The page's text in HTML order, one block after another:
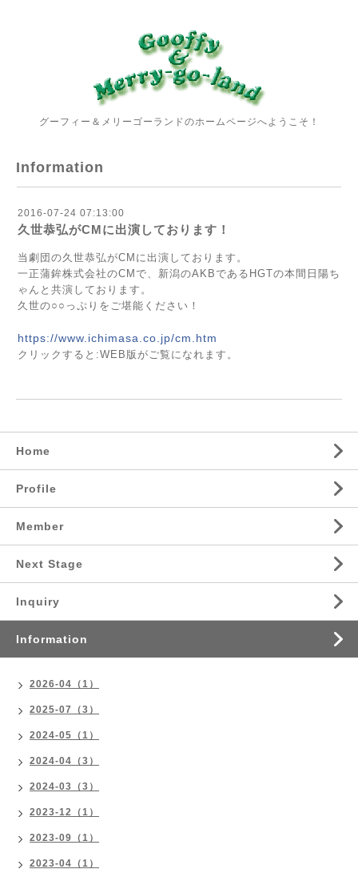
グーフィー＆メリーゴーランドのホームページへようこそ！
Information
2016-07-24 07:13:00
久世恭弘がCMに出演しております！
当劇団の久世恭弘がCMに出演しております。
一正蒲鉾株式会社のCMで、新潟のAKBであるHGTの本間日陽ち
ゃんと共演しております。
久世の○○っぷりをご堪能ください！
https://www.ichimasa.co.jp/cm.htm
クリックすると:WEB版がご覧になれます。
Home
Profile
Member
Next Stage
Inquiry
Information
2026-04（1）
2025-07（3）
2024-05（1）
2024-04（3）
2024-03（3）
2023-12（1）
2023-09（1）
2023-04（1）